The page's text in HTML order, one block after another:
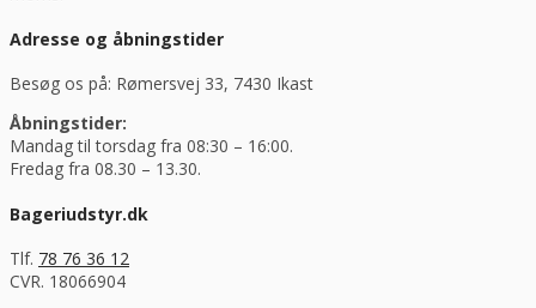
Adresse og åbningstider
Besøg os på: Rømersvej 33, 7430 Ikast
Åbningstider:
Mandag til torsdag fra 08:30 – 16:00.
Fredag fra 08.30 – 13.30.
Bageriudstyr.dk
Tlf. 78 76 36 12
CVR. 18066904